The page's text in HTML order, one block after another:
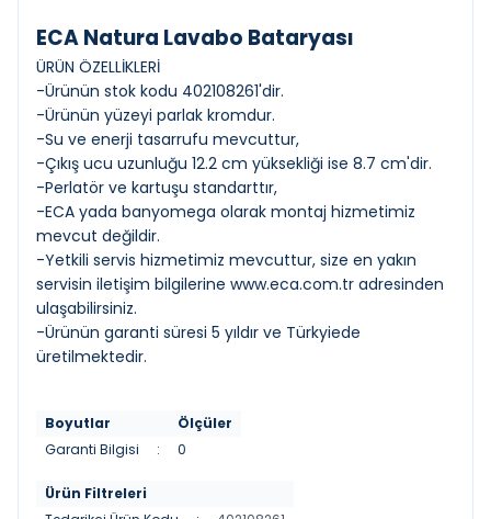
ECA Natura Lavabo Bataryası
ÜRÜN ÖZELLİKLERİ
-Ürünün stok kodu 402108261'dir.
-Ürünün yüzeyi parlak kromdur.
-Su ve enerji tasarrufu mevcuttur,
-Çıkış ucu uzunluğu 12.2 cm yüksekliği ise 8.7 cm'dir.
-Perlatör ve kartuşu standarttır,
-ECA yada banyomega olarak montaj hizmetimiz
mevcut değildir.
-Yetkili servis hizmetimiz mevcuttur, size en yakın
servisin iletişim bilgilerine www.eca.com.tr adresinden
ulaşabilirsiniz.
-Ürünün garanti süresi 5 yıldır ve Türkyiede
üretilmektedir.
Boyutlar
Ölçüler
Garanti Bilgisi
: 0
Ürün Filtreleri